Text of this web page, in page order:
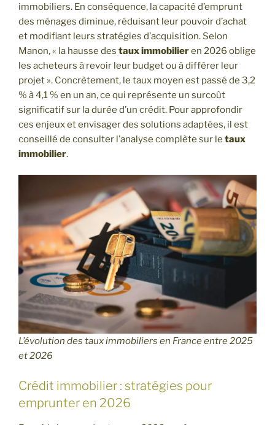
immobiliers. En conséquence, la capacité d’emprunt
des ménages diminue, réduisant leur pouvoir d’achat
et modifiant leurs stratégies d’acquisition. Selon
Manon, « la hausse des taux immobilieren 2026 oblige
les acheteurs à revoir leur budget ou à différer leur
projet ». Concrètement, le taux moyen est passé de 3,2
% à 4,1 % en un an, ce qui représente un surcoût
significatif sur la durée d’un crédit. Pour approfondir
ces enjeux et envisager des solutions adaptées, il est
conseillé de consulter l’analyse complète sur le taux
immobilier.
L’évolution des taux immobiliers en France entre 2025
et 2026
Crédit immobilier : stratégies pour
emprunter en 2026